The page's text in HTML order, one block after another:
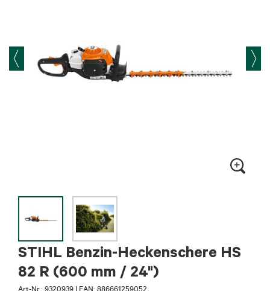
STIHL Benzin-Heckenschere HS
82 R (600 mm / 24")
Art-Nr.: 9320939 | EAN: 886661259052